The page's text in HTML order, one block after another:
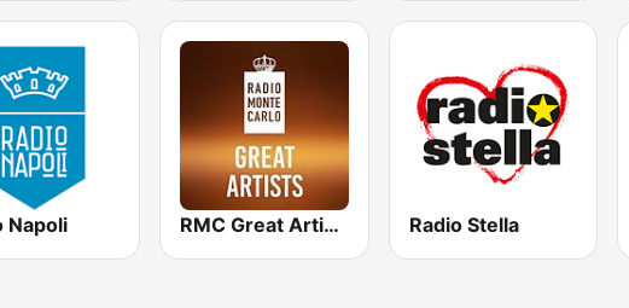
Napoli RMC Great Artists Radio Stella